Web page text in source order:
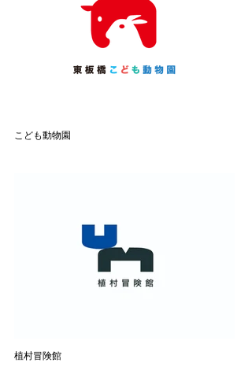
こども動物園
植村冒険館